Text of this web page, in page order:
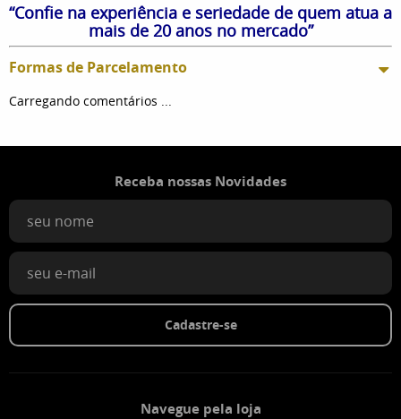
“Confie na experiência e seriedade de quem atua a
mais de 20 anos no mercado”
Formas de Parcelamento
Carregando comentários ...
Receba nossas Novidades
Cadastre-se
Navegue pela loja